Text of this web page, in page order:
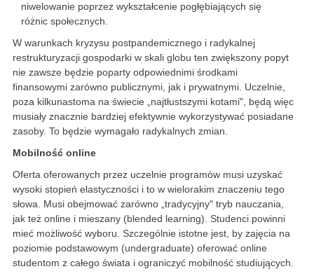
niwelowanie poprzez wykształcenie pogłębiających się
różnic społecznych.
W warunkach kryzysu postpandemicznego i radykalnej
restrukturyzacji gospodarki w skali globu ten zwiększony popyt
nie zawsze będzie poparty odpowiednimi środkami
finansowymi zarówno publicznymi, jak i prywatnymi. Uczelnie,
poza kilkunastoma na świecie „najtłustszymi kotami", będą więc
musiały znacznie bardziej efektywnie wykorzystywać posiadane
zasoby. To będzie wymagało radykalnych zmian.
Mobilność online
Oferta oferowanych przez uczelnie programów musi uzyskać
wysoki stopień elastyczności i to w wielorakim znaczeniu tego
słowa. Musi obejmować zarówno „tradycyjny" tryb nauczania,
jak też online i mieszany (blended learning). Studenci powinni
mieć możliwość wyboru. Szczególnie istotne jest, by zajęcia na
poziomie podstawowym (undergraduate) oferować online
studentom z całego świata i ograniczyć mobilność studiujących.